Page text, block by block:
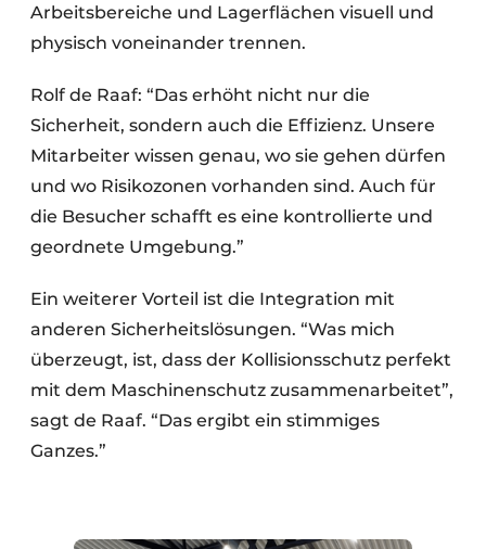
Arbeitsbereiche und Lagerflächen visuell und
physisch voneinander trennen.
Rolf de Raaf: “Das erhöht nicht nur die
Sicherheit, sondern auch die Effizienz. Unsere
Mitarbeiter wissen genau, wo sie gehen dürfen
und wo Risikozonen vorhanden sind. Auch für
die Besucher schafft es eine kontrollierte und
geordnete Umgebung.”
Ein weiterer Vorteil ist die Integration mit
anderen Sicherheitslösungen. “Was mich
überzeugt, ist, dass der Kollisionsschutz perfekt
mit dem Maschinenschutz zusammenarbeitet”,
sagt de Raaf. “Das ergibt ein stimmiges
Ganzes.”